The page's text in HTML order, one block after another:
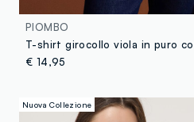
PIOMBO
€ 14,95
Nuova Collezione